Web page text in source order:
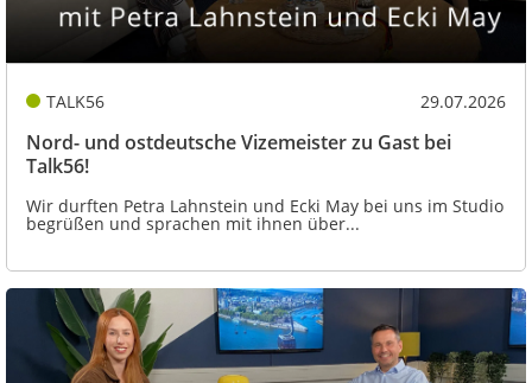
TALK56 29.07.2026
Nord- und ostdeutsche Vizemeister zu Gast bei
Talk56!
Wir durften Petra Lahnstein und Ecki May bei uns im Studio
begrüßen und sprachen mit ihnen über...